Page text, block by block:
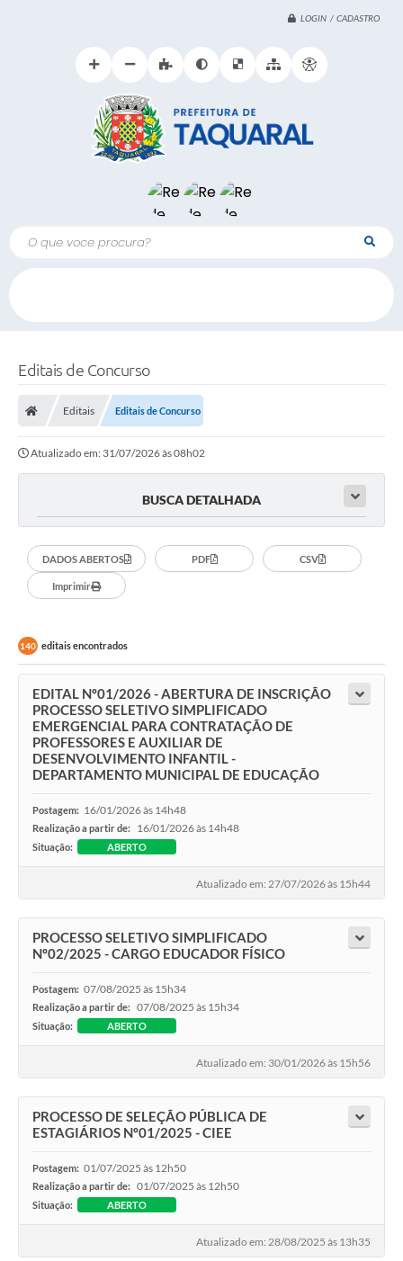
LOGIN / CADASTRO
O que voce procura?
Editais de Concurso
Editais Editais de Concurso
Atualizado em: 31/07/2026 às 08h02
BUSCA DETALHADA
DADOS ABERTOS PDF CSV
Imprimir
140 editais encontrados
EDITAL Nº01/2026 - ABERTURA DE INSCRIÇÃO
PROCESSO SELETIVO SIMPLIFICADO
EMERGENCIAL PARA CONTRATAÇÃO DE
PROFESSORES E AUXILIAR DE
DESENVOLVIMENTO INFANTIL -
DEPARTAMENTO MUNICIPAL DE EDUCAÇÃO
Postagem: 16/01/2026 às 14h48
Realização a partir de: 16/01/2026 às 14h48
Situação: ABERTO
Atualizado em: 27/07/2026 às 15h44
PROCESSO SELETIVO SIMPLIFICADO
Nº02/2025 - CARGO EDUCADOR FÍSICO
Postagem: 07/08/2025 às 15h34
Realização a partir de: 07/08/2025 às 15h34
Situação: ABERTO
Atualizado em: 30/01/2026 às 15h56
PROCESSO DE SELEÇÃO PÚBLICA DE
ESTAGIÁRIOS Nº01/2025 - CIEE
Postagem: 01/07/2025 às 12h50
Realização a partir de: 01/07/2025 às 12h50
Situação: ABERTO
Atualizado em: 28/08/2025 às 13h35